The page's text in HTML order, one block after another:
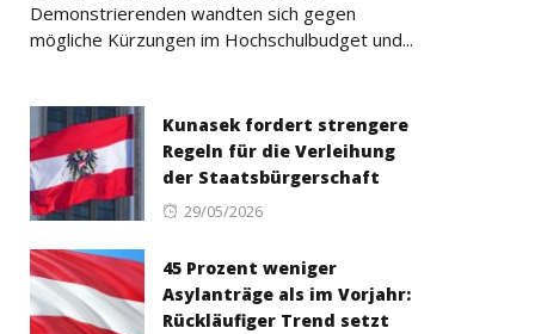
Demonstrierenden wandten sich gegen
mögliche Kürzungen im Hochschulbudget und...
Kunasek fordert strengere
Regeln für die Verleihung
der Staatsbürgerschaft
Posted
29/05/2026
45 Prozent weniger
Asylanträge als im Vorjahr:
Rückläufiger Trend setzt